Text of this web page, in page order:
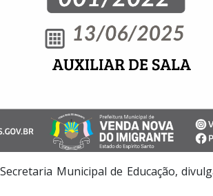
Municipal de Educação,